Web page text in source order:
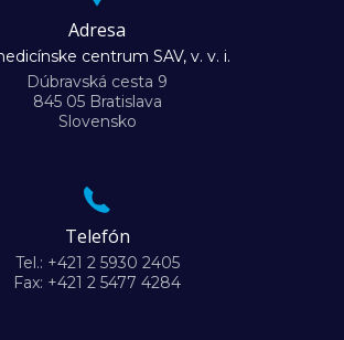
Adresa
centrum SAV, v. v. i.
Dúbravská cesta 9
845 05 Bratislava
Slovensko
Telefón
Tel.: +421 2 5930 2405
Fax: +421 2 5477 4284